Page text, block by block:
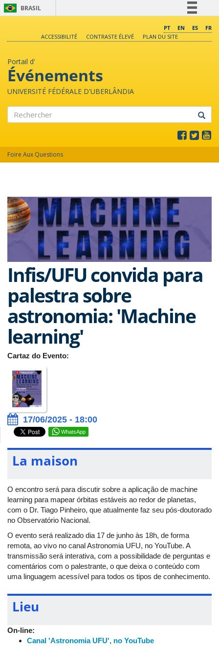
BRASIL
Comunica BR
PT EN ES
FR
ACCESSIBILITÉ
CONTRASTE ÉLEVÉ PLAN DU SITE
Portail d'
Événements
UNIVERSITÉ FÉDÉRALE D'UBERLÂNDIA
Foire Aux Questions
Infis/UFU convida para
palestra sobre
astronomia: 'Machine
learning'
Cartaz do Evento:
17/06/2025 - 18:00
WhatsApp
La maison
O encontro será para discutir sobre a aplicação de machine
learning para mapear órbitas estáveis ao redor de planetas,
com o Dr. Tiago Pinheiro, que atualmente faz seu pós-doutorado
no Observatório Nacional.
O evento será realizado dia 17 de junho às 18h, de forma
remota, ao vivo no canal Astronomia UFU, no YouTube. A
transmissão será interativa, com a possibilidade de perguntas e
comentários com o palestrante, o que deixa o conteúdo com
uma linguagem acessível para todos os tipos de conhecimento.
Lieu
On-line:
Canal 'Astronomia UFU', no YouTube